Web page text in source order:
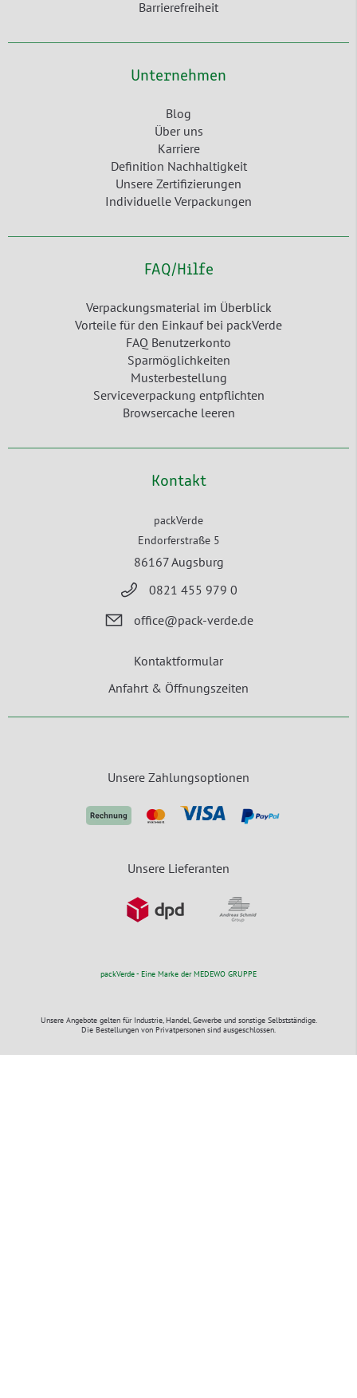
Barrierefreiheit
Unternehmen
Blog
Über uns
Karriere
Definition Nachhaltigkeit
Unsere Zertifizierungen
Individuelle Verpackungen
FAQ/Hilfe
Verpackungsmaterial im Überblick
Vorteile für den Einkauf bei packVerde
FAQ Benutzerkonto
Sparmöglichkeiten
Musterbestellung
Serviceverpackung entpflichten
Browsercache leeren
Kontakt
packVerde
Endorferstraße 5
86167 Augsburg
0821 455 979 0
office@pack-verde.de
Kontaktformular
Anfahrt & Öffnungszeiten
Unsere Zahlungsoptionen
Unsere Lieferanten
packVerde - Eine Marke der MEDEWO GRUPPE
Unsere Angebote gelten für Industrie, Handel, Gewerbe und sonstige Selbstständige.
Die Bestellungen von Privatpersonen sind ausgeschlossen.